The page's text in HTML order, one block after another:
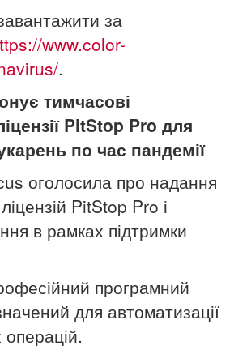
за
www.color-
.
тимчасові
PitStop Pro для
по час пандемії
оголосила про надання
PitStop Pro і
в рамках підтримки
програмний
для автоматизації